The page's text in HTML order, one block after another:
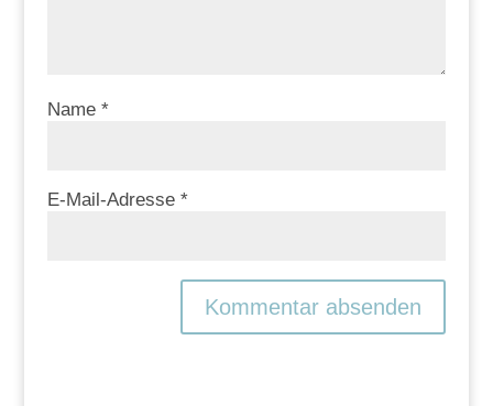
Name *
E-Mail-Adresse *